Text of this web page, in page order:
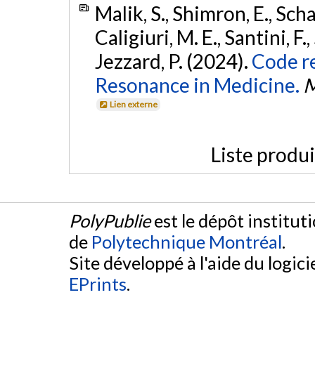
Malik, S., Shimron, E.,
Caligiuri, M. E., Santini,
Jezzard, P. (2024). Code
Resonance in Medicine.
Lien externe
Liste
PolyPublieest le dépôt
de Polytechnique Montréal.
Site développé à l'aide du
EPrints.